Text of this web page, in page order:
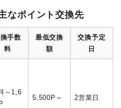
なポイント交換先
手数
料
最低交換
額
交換予定
日
～1,6
5,500P～ 2営業日